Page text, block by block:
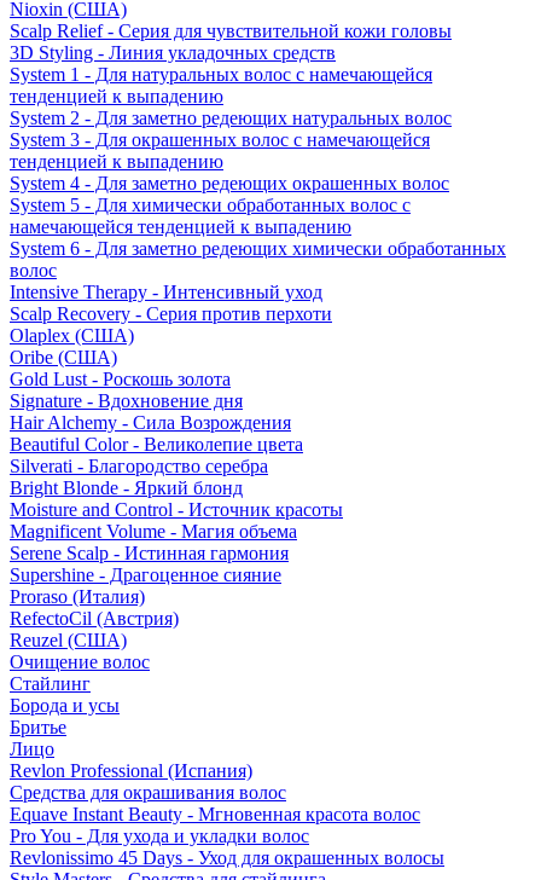
Nioxin (США)
Scalp Relief - Серия для чувствительной кожи головы
3D Styling - Линия укладочных средств
System 1 - Для натуральных волос с намечающейся
тенденцией к выпадению
System 2 - Для заметно редеющих натуральных волос
System 3 - Для окрашенных волос с намечающейся
тенденцией к выпадению
System 4 - Для заметно редеющих окрашенных волос
System 5 - Для химически обработанных волос с
намечающейся тенденцией к выпадению
System 6 - Для заметно редеющих химически обработанных
волос
Intensive Therapy - Интенсивный уход
Scalp Recovery - Серия против перхоти
Olaplex (США)
Oribe (США)
Gold Lust - Роскошь золота
Signature - Вдохновение дня
Hair Alchemy - Сила Возрождения
Beautiful Color - Великолепие цвета
Silverati - Благородство серебра
Bright Blonde - Яркий блонд
Moisture and Control - Источник красоты
Magnificent Volume - Магия объема
Serene Scalp - Истинная гармония
Supershine - Драгоценное сияние
Proraso (Италия)
RefectoCil (Австрия)
Reuzel (США)
Очищение волос
Стайлинг
Борода и усы
Бритье
Лицо
Revlon Professional (Испания)
Средства для окрашивания волос
Equave Instant Beauty - Мгновенная красота волос
Pro You - Для ухода и укладки волос
Revlonissimo 45 Days - Уход для окрашенных волосы